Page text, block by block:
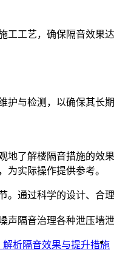
工工艺，确保隔音效果
护与检测，以确保其长
地了解楼隔音措施的效
为实际操作提供参考。
。通过科学的设计、合
声隔音治理各种泄压墙
解析隔音效果与提升措施